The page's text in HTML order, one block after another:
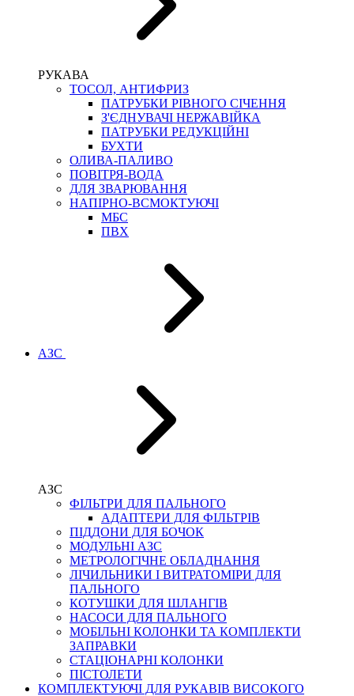
РУКАВА
ТОСОЛ, АНТИФРИЗ
ПАТРУБКИ РІВНОГО СІЧЕННЯ
З'ЄДНУВАЧІ НЕРЖАВІЙКА
ПАТРУБКИ РЕДУКЦІЙНІ
БУХТИ
ОЛИВА-ПАЛИВО
ПОВІТРЯ-ВОДА
ДЛЯ ЗВАРЮВАННЯ
НАПІРНО-ВСМОКТУЮЧІ
МБС
ПВХ
АЗС
АЗС
ФІЛЬТРИ ДЛЯ ПАЛЬНОГО
АДАПТЕРИ ДЛЯ ФІЛЬТРІВ
ПІДДОНИ ДЛЯ БОЧОК
МОДУЛЬНІ АЗС
МЕТРОЛОГІЧНЕ ОБЛАДНАННЯ
ЛІЧИЛЬНИКИ І ВИТРАТОМІРИ ДЛЯ
ПАЛЬНОГО
КОТУШКИ ДЛЯ ШЛАНГІВ
НАСОСИ ДЛЯ ПАЛЬНОГО
МОБІЛЬНІ КОЛОНКИ ТА КОМПЛЕКТИ
ЗАПРАВКИ
СТАЦІОНАРНІ КОЛОНКИ
ПІСТОЛЕТИ
КОМПЛЕКТУЮЧІ ДЛЯ РУКАВІВ ВИСОКОГО